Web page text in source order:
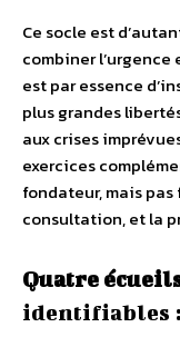
Ce socle est
combiner
est par essence
plus grandes
aux crises
exercices
fondateur, mais
consultation, et la
Quatre
identifiables :